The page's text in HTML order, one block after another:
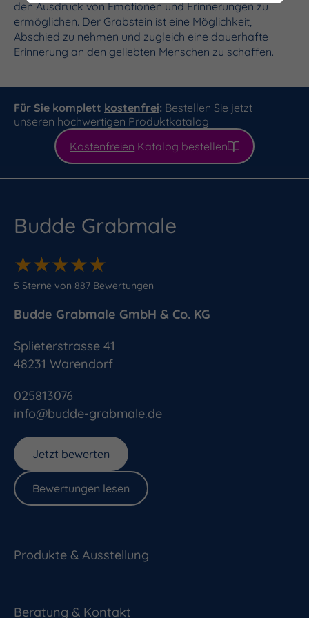
den Ausdruck von Emotionen und Erinnerungen zu
ermöglichen. Der Grabstein ist eine Möglichkeit,
Abschied zu nehmen und zugleich eine dauerhafte
Erinnerung an den geliebten Menschen zu schaffen.
Für Sie komplett kostenfrei: Bestellen Sie jetzt
unseren hochwertigen Produktkatalog
Kostenfreien Katalog bestellen
Budde Grabmale
★★★★★
★★★★★
5 Sterne von 887 Bewertungen
Budde Grabmale GmbH & Co. KG
info@budde-grabmale.de
025813076
Splieterstrasse 41
48231 Warendorf
Jetzt bewerten
Bewertungen lesen
Produkte & Ausstellung
Beratung & Kontakt